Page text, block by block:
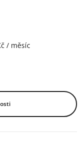
/ měsíc